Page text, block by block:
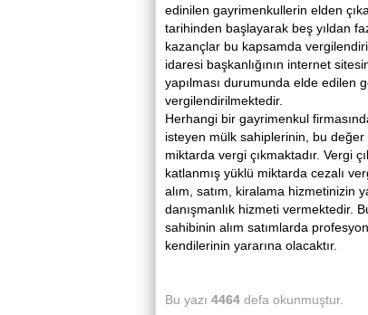
edinilen gayrimenkullerin elden
tarihinden başlayarak beş yıldan
kazançlar bu kapsamda
idaresi başkanlığının internet
yapılması durumunda elde edilen
vergilendirilmektedir.
Herhangi bir gayrimenkul
isteyen mülk sahiplerinin, bu değer
miktarda vergi çıkmaktadır. Vergi
katlanmış yüklü miktarda cezalı
alım, satım, kiralama hizmetinizin
danışmanlık hizmeti vermektedir.
sahibinin alım satımlarda
kendilerinin yararına olacaktır.
Bu yazı 4464 defa okunmuştur.